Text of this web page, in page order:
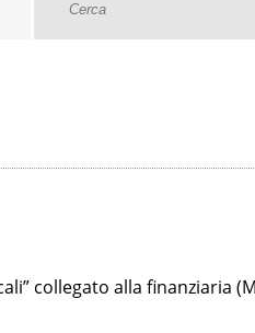
collegato alla finanziaria